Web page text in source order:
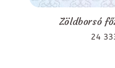
Zöldborsó
24